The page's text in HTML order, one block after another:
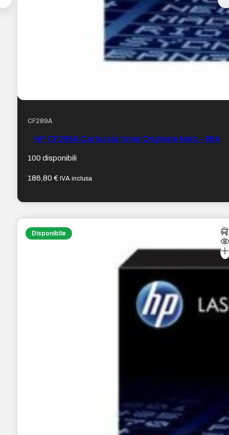
CF289A
HP CF289A Cartuccia toner Originale Nero – 89A
100 disponibili
186,80€ IVA inclusa
Disponibile